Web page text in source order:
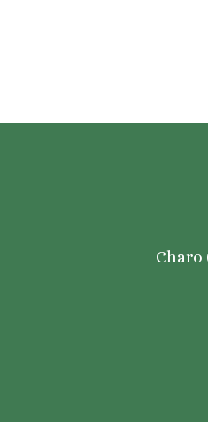
Charo